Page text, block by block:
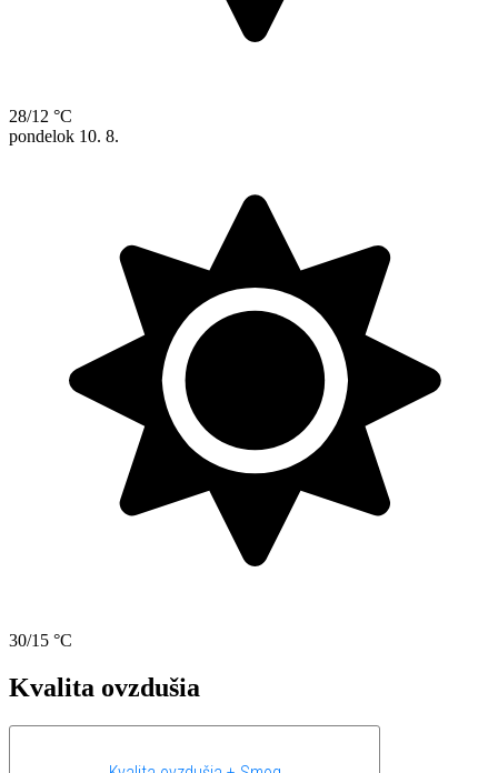
28/12 °C
pondelok 10. 8.
30/15 °C
Kvalita ovzdušia